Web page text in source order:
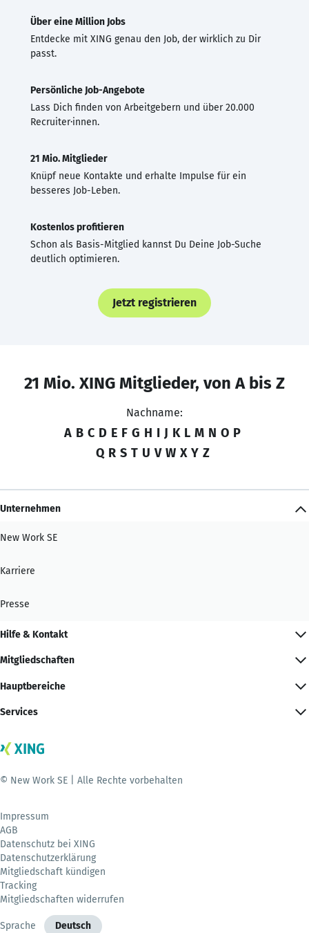
Über eine Million Jobs
Entdecke mit XING genau den Job, der wirklich zu Dir
passt.
Persönliche Job-Angebote
Lass Dich finden von Arbeitgebern und über 20.000
Recruiter·innen.
21 Mio. Mitglieder
Knüpf neue Kontakte und erhalte Impulse für ein
besseres Job-Leben.
Kostenlos profitieren
Schon als Basis-Mitglied kannst Du Deine Job-Suche
deutlich optimieren.
Jetzt registrieren
21 Mio. XING Mitglieder, von A bis Z
Nachname:
A B C D E F G H I J K L M N O P
Q R S T U V W X Y Z
Unternehmen
New Work SE
Karriere
Presse
Hilfe & Kontakt
Mitgliedschaften
Hauptbereiche
Services
© New Work SE | Alle Rechte vorbehalten
Impressum
AGB
Datenschutz bei XING
Datenschutzerklärung
Mitgliedschaft kündigen
Tracking
Mitgliedschaften widerrufen
Sprache Deutsch